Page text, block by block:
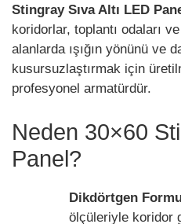
Stingray Sıva Altı LED
koridorlar, toplantı odaları
alanlarda ışığın yönünü ve
kusursuzlaştırmak için
profesyonel armatürdür.
Neden 30×60
Panel?
Dikdörtgen
ölçüleriyle koridor